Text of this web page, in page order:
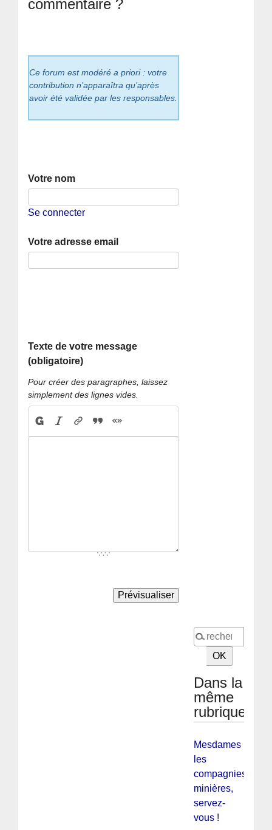
commentaire ?
Ce forum est modéré a priori : votre
contribution n’apparaîtra qu’après
avoir été validée par les responsables.
Votre nom
Se connecter
Votre adresse email
Texte de votre message
(obligatoire)
Pour créer des paragraphes, laissez
simplement des lignes vides.
Dans la
même
rubrique
Mesdames
les
compagnies
minières,
servez-
vous !